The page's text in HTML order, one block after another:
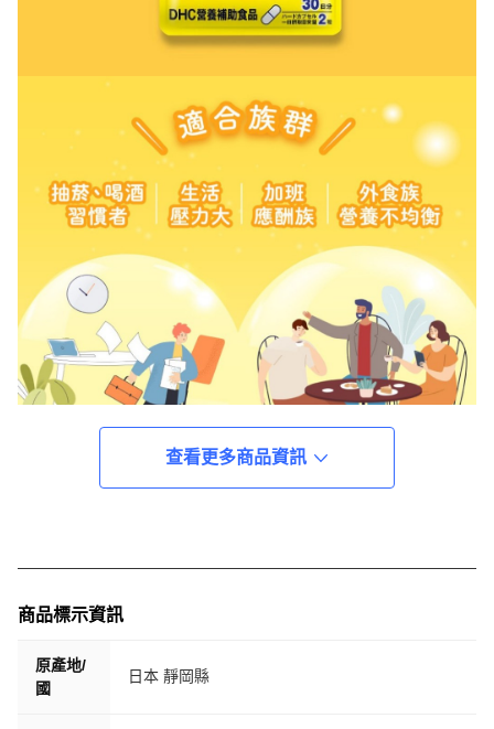
查看更多商品資訊
商品標示資訊
原產地/
國
日本 靜岡縣